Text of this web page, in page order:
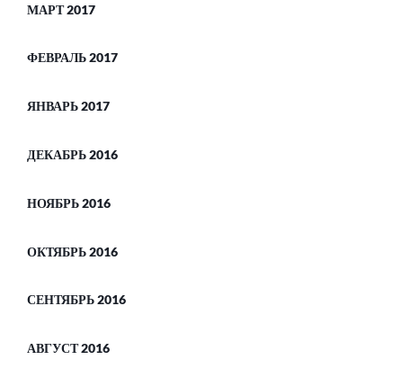
МАРТ 2017
ФЕВРАЛЬ 2017
ЯНВАРЬ 2017
ДЕКАБРЬ 2016
НОЯБРЬ 2016
ОКТЯБРЬ 2016
СЕНТЯБРЬ 2016
АВГУСТ 2016